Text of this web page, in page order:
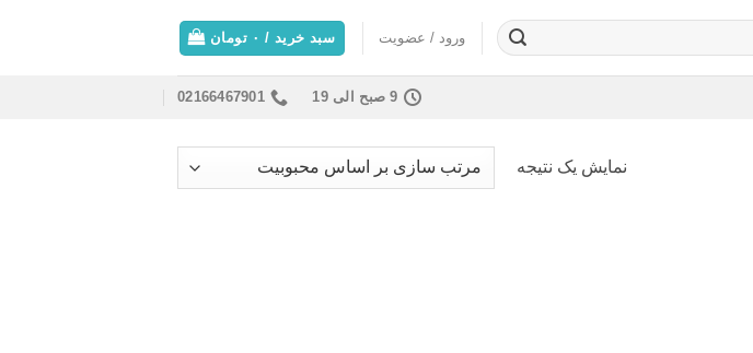
ورود / عضویت سبد خرید / ۰ تومان
9 صبح الی 19 02166467901
نمایش یک نتیجه